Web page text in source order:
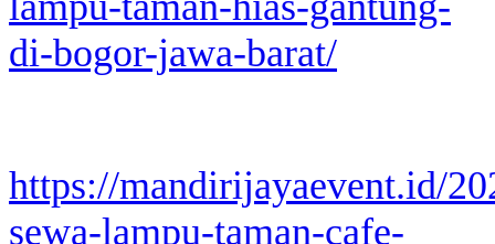
di-bogor-jawa-barat/
https://mandirijayaevent.id/
sewa-lampu-taman-cafe-